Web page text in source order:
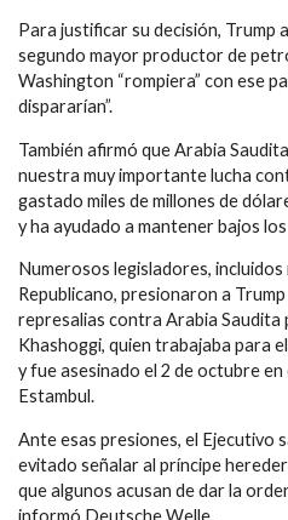
Para justificar su decisión, Trump
segundo mayor productor de
Washington “rompiera” con ese
dispararían”.
También afirmó que Arabia
nuestra muy importante lucha
gastado miles de millones de
y ha ayudado a mantener bajos
Numerosos legisladores,
Republicano, presionaron a
represalias contra Arabia Saudita
Khashoggi, quien trabajaba para
y fue asesinado el 2 de octubre en
Estambul.
Ante esas presiones, el Ejecutivo
evitado señalar al príncipe
que algunos acusan de dar la
informó Deutsche Welle.